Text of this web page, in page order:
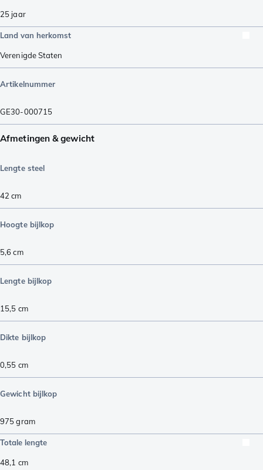
25 jaar
Land van herkomst
Verenigde Staten
Artikelnummer
GE30-000715
Afmetingen & gewicht
Lengte steel
42 cm
Hoogte bijlkop
5,6cm
Lengte bijlkop
15,5 cm
Dikte bijlkop
0,55 cm
Gewicht bijlkop
975gram
Totale lengte
48,1 cm